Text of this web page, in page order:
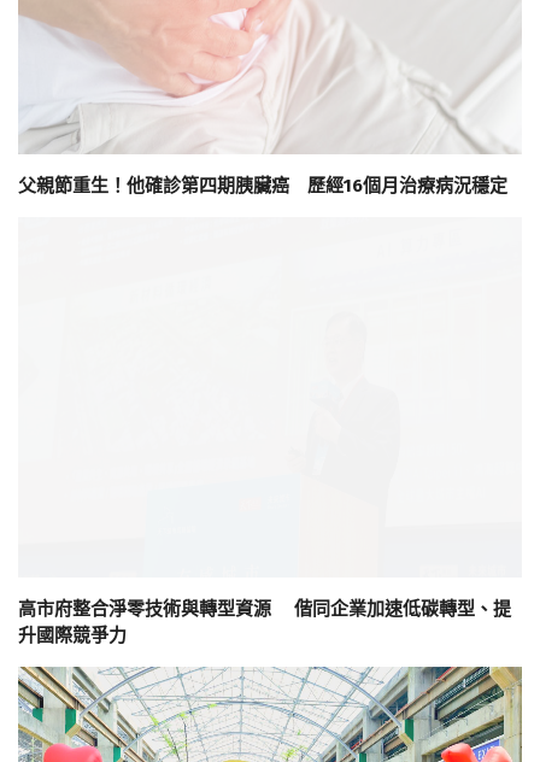
父親節重生！他確診第四期胰臟癌 歷經16個月治療病況穩定
高市府整合淨零技術與轉型資源 偕同企業加速低碳轉型、提
升國際競爭力